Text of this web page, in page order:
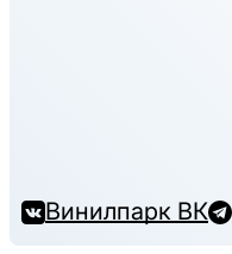
Винилпарк ВК